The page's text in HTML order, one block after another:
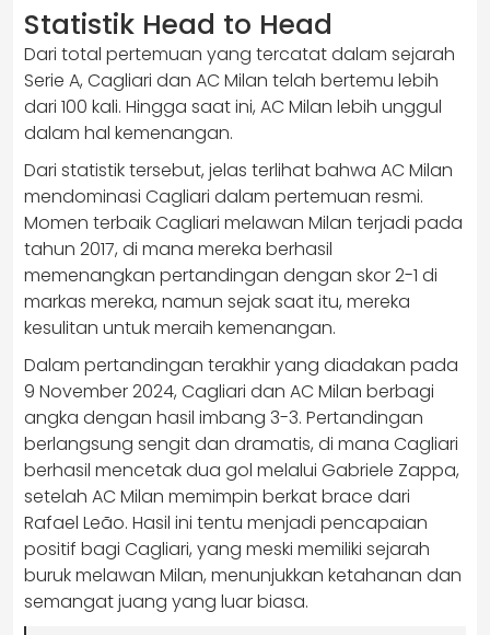
Statistik Head to Head
Dari total pertemuan yang tercatat dalam sejarah
Serie A, Cagliari dan AC Milan telah bertemu lebih
dari 100 kali. Hingga saat ini, AC Milan lebih unggul
dalam hal kemenangan.
Dari statistik tersebut, jelas terlihat bahwa AC Milan
mendominasi Cagliari dalam pertemuan resmi.
Momen terbaik Cagliari melawan Milan terjadi pada
tahun 2017, di mana mereka berhasil
memenangkan pertandingan dengan skor 2-1 di
markas mereka, namun sejak saat itu, mereka
kesulitan untuk meraih kemenangan.
Dalam pertandingan terakhir yang diadakan pada
9 November 2024, Cagliari dan AC Milan berbagi
angka dengan hasil imbang 3-3. Pertandingan
berlangsung sengit dan dramatis, di mana Cagliari
berhasil mencetak dua gol melalui Gabriele Zappa,
setelah AC Milan memimpin berkat brace dari
Rafael Leão. Hasil ini tentu menjadi pencapaian
positif bagi Cagliari, yang meski memiliki sejarah
buruk melawan Milan, menunjukkan ketahanan dan
semangat juang yang luar biasa.